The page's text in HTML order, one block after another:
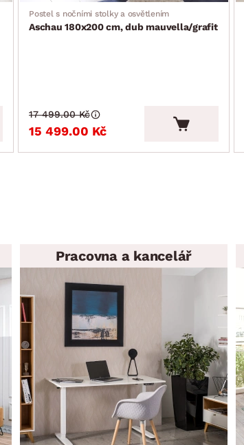
Postel s nočními stolky a osvětlením
Aschau 180x200 cm, dub mauvella/grafit
15 499.00 Kč
17 499.00 Kč
Pracovna a kancelář